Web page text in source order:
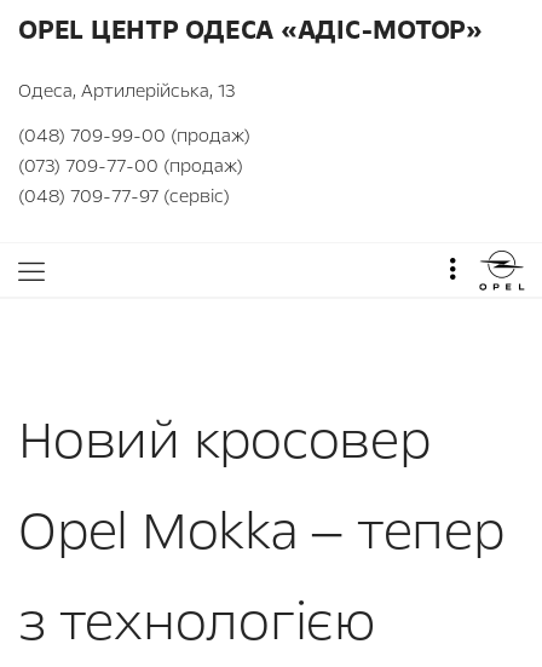
OPEL ЦЕНТР ОДЕСА «АДІС-МОТОР»
Одеса, Артилерійська, 13
(048) 709-99-00 (продаж)
(073) 709-77-00 (продаж)
(048) 709-77-97 (сервіс)
Новий кросовер
Opel Mokka — тепер
з технологією